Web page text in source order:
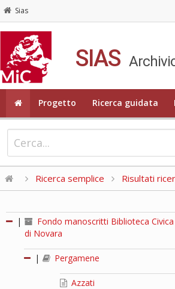
Sias
SIAS
Progetto Ricerca guidata
Ricerca semplice Risultati
|
Fondo manoscritti Biblioteca Civica
di Novara
| Pergamene
Azzati